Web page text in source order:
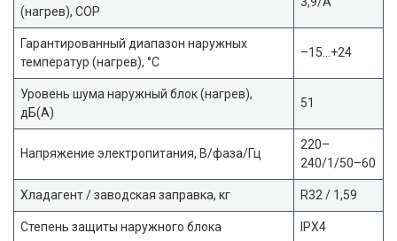
(нагрев), COP
Гарантированный диапазон наружных
температур (нагрев), °С
–15…+24
Уровень шума наружный блок (нагрев),
дБ(А)
51
Напряжение электропитания, В/фаза/Гц
220–
240/1/50–60
Хладагент / заводская заправка, кг R32 / 1,59
Степень защиты наружного блока IPX4